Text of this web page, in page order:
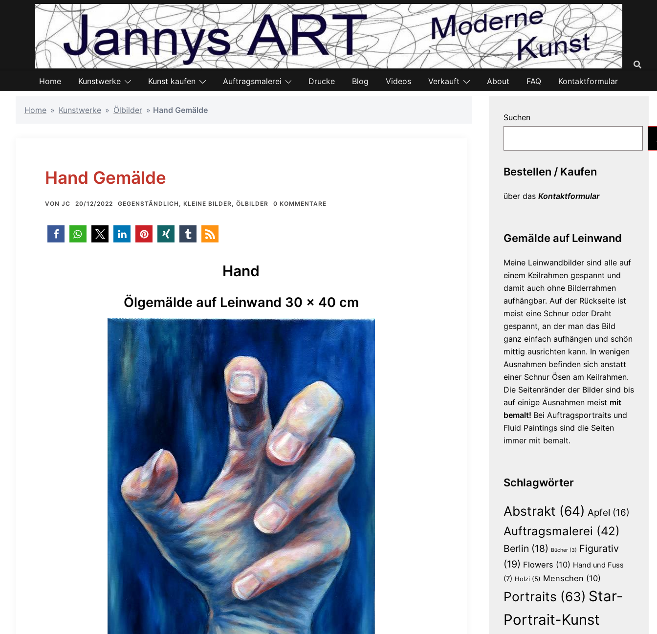
Home Kunstwerke Kunst kaufen Auftragsmalerei Drucke Blog Videos Verkauft About FAQ Kontaktformular
Home » Kunstwerke » Ölbilder » Hand Gemälde
Hand Gemälde
VON JC 20/12/2022 GEGENSTÄNDLICH , KLEINE BILDER, ÖLBILDER 0 KOMMENTARE
Hand
Ölgemälde auf Leinwand 30 x 40 cm
Suchen
Bestellen / Kaufen
über das Kontaktformular
Gemälde auf Leinwand
Meine Leinwandbilder sind alle auf
einem Keilrahmen gespannt und
damit auch ohne Bilderrahmen
aufhängbar. Auf der Rückseite ist
meist eine Schnur oder Draht
gespannt, an der man das Bild
ganz einfach aufhängen und schön
mittig ausrichten kann. In wenigen
Ausnahmen befinden sich anstatt
einer Schnur Ösen am Keilrahmen.
Die Seitenränder der Bilder sind bis
auf einige Ausnahmen meist mit
bemalt! Bei Auftragsportraits und
Fluid Paintings sind die Seiten
immer mit bemalt.
Schlagwörter
Abstrakt (64) Apfel (16)
Auftragsmalerei (42)
Berlin (18) Bücher(3) Figurativ
(19) Flowers (10) Hand und Fuss
(7) Holzi(5) Menschen (10)
Portraits (63) Star-
Portrait-Kunst